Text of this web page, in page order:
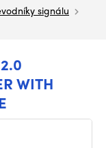
signálu
WITH